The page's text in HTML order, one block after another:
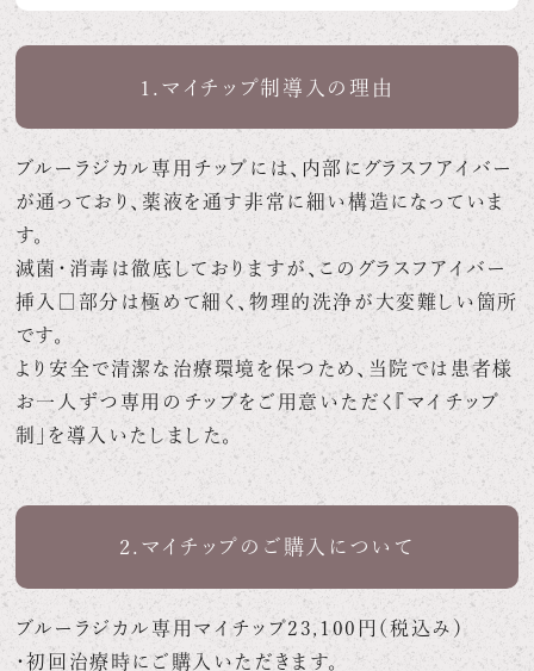
1.マイチップ制導入の理由
ブルーラジカル専用チップには、内部にグラスフアイバー
が通っており、薬液を通す非常に細い構造になっていま
す。
滅菌・消毒は徹底しておりますが、このグラスフアイバー
挿入□部分は極めて細く、物理的洗浄が大変難しい箇所
です。
より安全で清潔な治療環境を保つため、当院では患者様
お一人ずつ専用のチップをご用意いただく『マイチップ
制」を導入いたしました。
2.マイチップのご購入について
ブルーラジカル専用マイチップ23,100円（税込み）
・初回治療時にご購入いただきます。